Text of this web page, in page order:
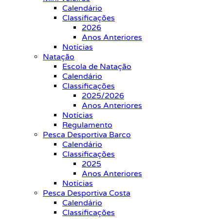
Calendário
Classificações
2026
Anos Anteriores
Notícias
Natação
Escola de Natação
Calendário
Classificações
2025/2026
Anos Anteriores
Notícias
Regulamento
Pesca Desportiva Barco
Calendário
Classificações
2025
Anos Anteriores
Notícias
Pesca Desportiva Costa
Calendário
Classificações